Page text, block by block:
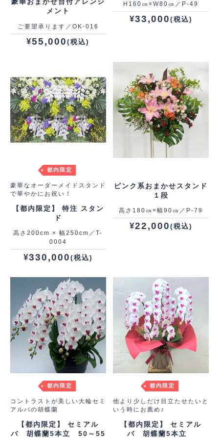
豪華おまかせ台付アレンジ
メント
ご要望承ります／OK-016
¥55,000(税込)
H160㎝×W80㎝／P-49
¥33,000(税込)
都内限定
豪華なオーダーメイドスタンド
で華やかにお祝い！
【都内限定】 特注 スタン
ド
高さ200cm × 幅250cm／T-
0004
¥330,000(税込)
ピンク系おまかせスタンド
１段
高さ180㎝×幅90㎝／P-79
¥22,000(税込)
都内限定
コントラストが美しい大輪セミ
アルバの胡蝶蘭
【都内限定】 セミアル
バ 胡蝶蘭5本立 50～55
都内限定
他より少しだけ目立たせたいと
いう時にお薦め♪
【都内限定】 セミアル
バ 胡蝶蘭5本立